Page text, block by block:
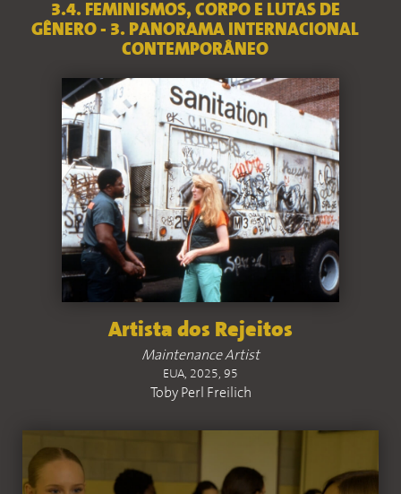
3.4. FEMINISMOS, CORPO E LUTAS DE
GÊNERO - 3. PANORAMA INTERNACIONAL
CONTEMPORÂNEO
Artista dos Rejeitos
Maintenance Artist
EUA, 2025, 95
Toby Perl Freilich